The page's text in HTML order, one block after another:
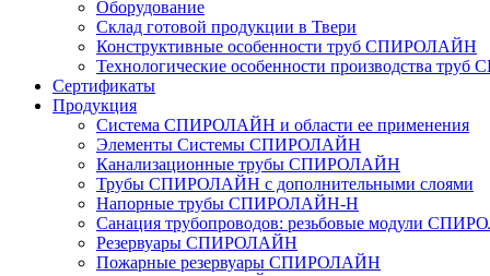
Оборудование
Склад готовой продукции в Твери
Конструктивные особенности труб СПИРОЛАЙН
Технологические особенности производства
Сертификаты
Продукция
Система СПИРОЛАЙН и области ее применения
Элементы Системы СПИРОЛАЙН
Канализационные трубы СПИРОЛАЙН
Трубы СПИРОЛАЙН с дополнительными слоями
Напорные трубы СПИРОЛАЙН-Н
Санация трубопроводов: резьбовые модули
Резервуары СПИРОЛАЙН
Пожарные резервуары СПИРОЛАЙН